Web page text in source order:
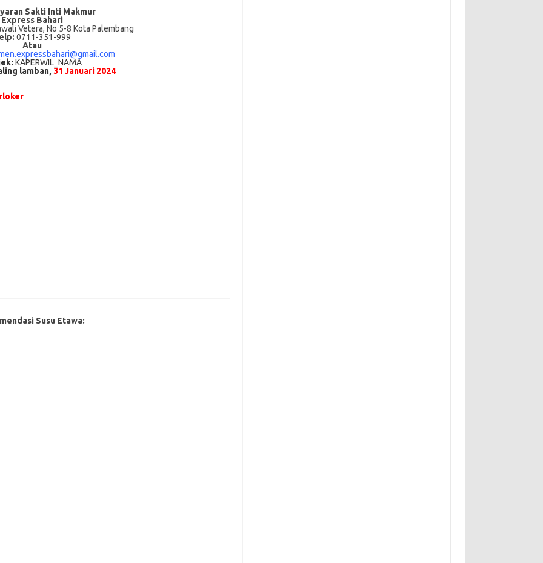
Sakti Inti Makmur
Express Bahari
Vetera, No 5-8 Kota Palembang
0711-351-999
Atau
KAPERWIL_NAMA
lamban, 31 Januari 2024
Susu Etawa: